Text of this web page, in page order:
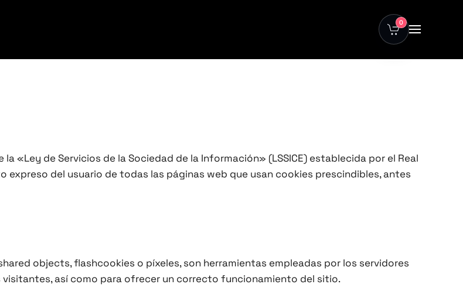
0
«Ley de Servicios de la Sociedad de la Información» (LSSICE) establecida por el Real
del usuario de todas las páginas web que usan cookies prescindibles, antes
objects, flashcookies o píxeles, son herramientas empleadas por los servidores
así como para ofrecer un correcto funcionamiento del sitio.